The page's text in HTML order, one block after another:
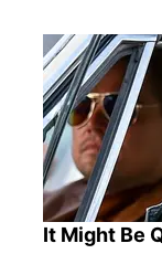
It Might Be